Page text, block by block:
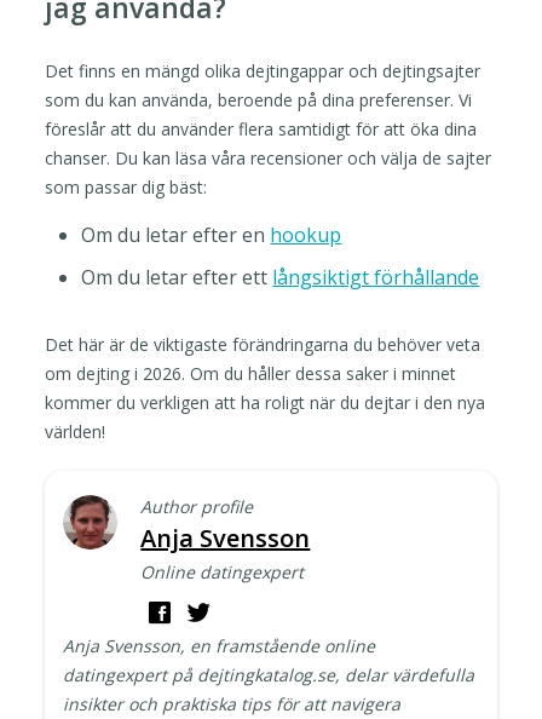
Det finns en mängd olika dejtingappar och dejtingsajter
som du kan använda, beroende på dina preferenser. Vi
föreslår att du använder flera samtidigt för att öka dina
chanser. Du kan läsa våra recensioner och välja de sajter
som passar dig bäst:
Om du letar efter en hookup
Om du letar efter ett långsiktigt förhållande
Det här är de viktigaste förändringarna du behöver veta
om dejting i 2026. Om du håller dessa saker i minnet
kommer du verkligen att ha roligt när du dejtar i den nya
världen!
Author profile
Anja Svensson
Online datingexpert
Anja Svensson, en framstående online
datingexpert på dejtingkatalog.se, delar värdefulla
insikter och praktiska tips för att navigera